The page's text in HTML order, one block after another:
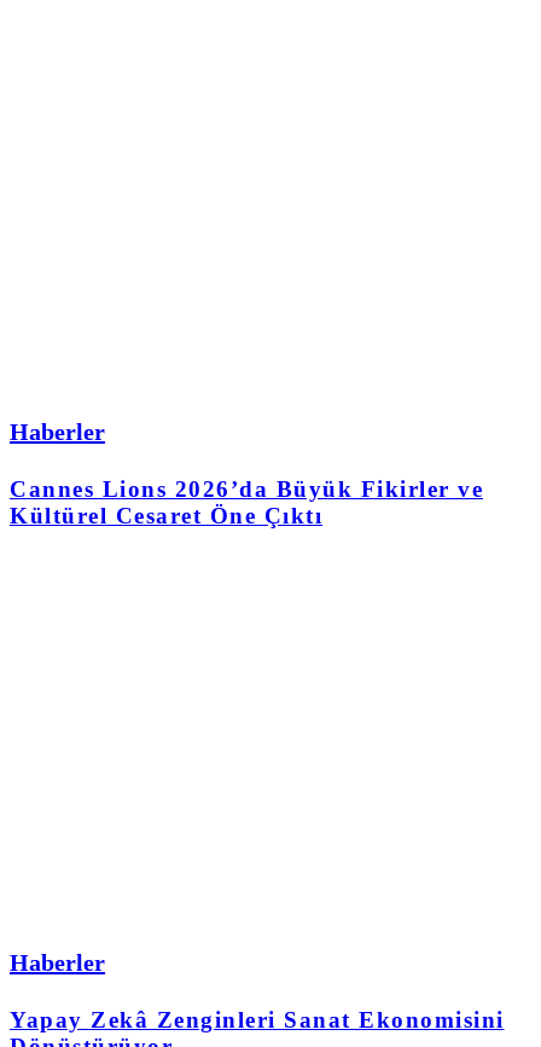
Haberler
Cannes Lions 2026’da Büyük Fikirler ve
Kültürel Cesaret Öne Çıktı
Haberler
Yapay Zekâ Zenginleri Sanat Ekonomisini